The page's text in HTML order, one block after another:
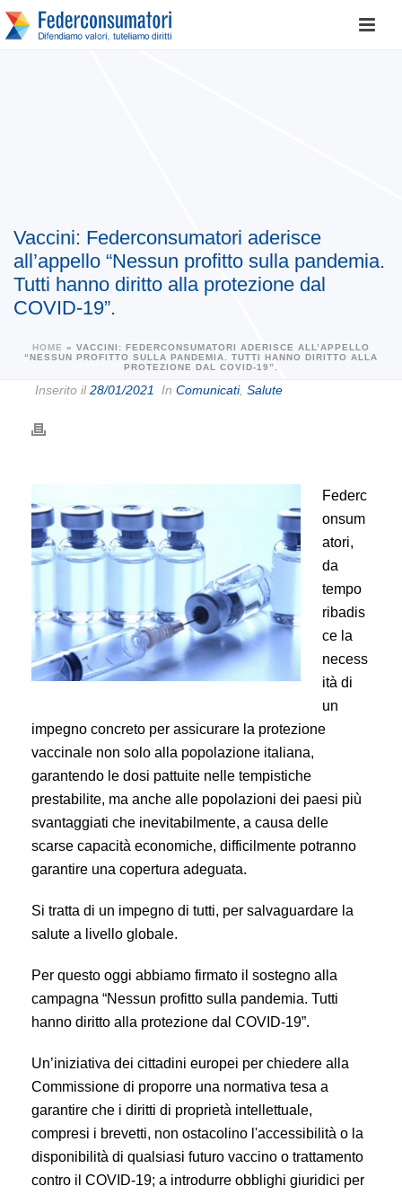
Vaccini: Federconsumatori aderisce
all’appello “Nessun profitto sulla pandemia.
Tutti hanno diritto alla protezione dal
COVID-19”.
HOME » VACCINI: FEDERCONSUMATORI ADERISCE ALL’APPELLO
“NESSUN PROFITTO SULLA PANDEMIA. TUTTI HANNO DIRITTO ALLA
PROTEZIONE DAL COVID-19”.
Inserito il28/01/2021 In Comunicati, Salute
Federc
onsum
atori,
da
tempo
ribadis
ce la
necess
ità di
un
impegno concreto per assicurare la protezione
vaccinale non solo alla popolazione italiana,
garantendo le dosi pattuite nelle tempistiche
prestabilite, ma anche alle popolazioni dei paesi più
svantaggiati che inevitabilmente, a causa delle
scarse capacità economiche, difficilmente potranno
garantire una copertura adeguata.
Si tratta di un impegno di tutti, per salvaguardare la
salute a livello globale.
Per questo oggi abbiamo firmato il sostegno alla
campagna “Nessun profitto sulla pandemia. Tutti
hanno diritto alla protezione dal COVID-19”.
Un’iniziativa dei cittadini europei per chiedere alla
Commissione di proporre una normativa tesa a
garantire che i diritti di proprietà intellettuale,
compresi i brevetti, non ostacolino l'accessibilità o la
disponibilità di qualsiasi futuro vaccino o trattamento
contro il COVID-19; a introdurre obblighi giuridici per